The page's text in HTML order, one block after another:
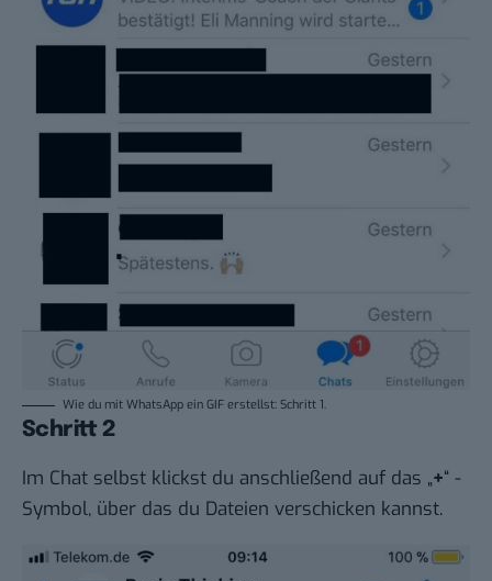
Wie du mit WhatsApp ein GIF erstellst: Schritt 1.
Schritt 2
Im Chat selbst klickst du anschließend auf das „+“ -
Symbol, über das du Dateien verschicken kannst.